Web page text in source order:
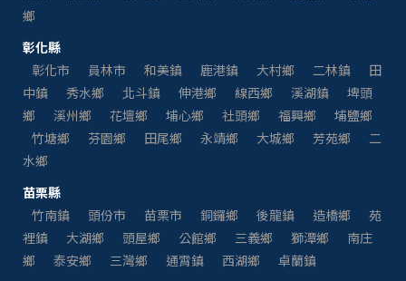
鄉
彰化縣
彰化市
員林市 和美鎮 鹿港鎮 大村鄉 二林鎮
田
中鎮
秀水鄉 北斗鎮 伸港鄉 線西鄉 溪湖鎮
埤頭
鄉
溪州鄉 花壇鄉 埔心鄉 社頭鄉 福興鄉
埔鹽鄉
竹塘鄉
芬園鄉 田尾鄉 永靖鄉 大城鄉 芳苑鄉
二
水鄉
苗栗縣
竹南鎮
頭份市 苗栗市 銅鑼鄉 後龍鎮 造橋鄉
苑
裡鎮
大湖鄉 頭屋鄉 公館鄉 三義鄉 獅潭鄉
南庄
鄉
泰安鄉 三灣鄉 通霄鎮 西湖鄉
卓蘭鎮